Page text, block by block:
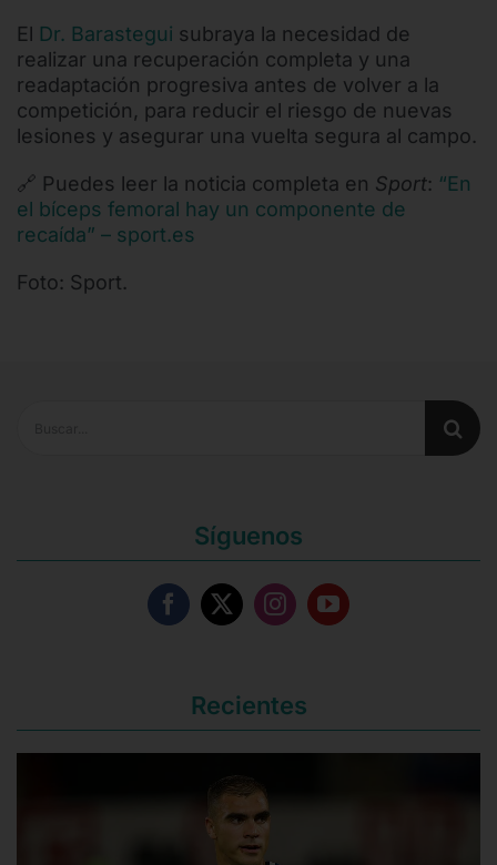
El Dr. Barastegui subraya la necesidad de
realizar una recuperación completa y una
readaptación progresiva antes de volver a la
competición, para reducir el riesgo de nuevas
lesiones y asegurar una vuelta segura al campo.
🔗 Puedes leer la noticia completa en Sport: “En
el bíceps femoral hay un componente de
recaída” – sport.es
Foto: Sport.
Síguenos
Recientes